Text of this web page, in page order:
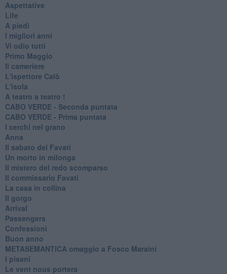
Aspettative
Life
A piedi
I migliori anni
Vi odio tutti
Primo Maggio
Il cameriere
L'ispettore Calò
L'isola
A teatro a teatro !
CABO VERDE - Seconda puntata
CABO VERDE - Prima puntata
I cerchi nel grano
Anna
Il sabato del Favati
Un morto in milonga
Il mistero del redo scomparso
Il commissario Favati
La casa in collina
Il gorgo
Arrival
Passengers
Confessioni
Buon anno
METASEMANTICA omaggio a Fosco Maraini
I pisani
Le vent nous portera